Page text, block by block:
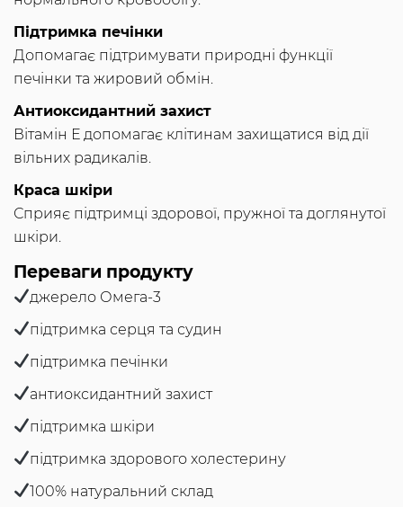
Підтримка печінки
Допомагає підтримувати природні функції
печінки та жировий обмін.
Антиоксидантний захист
Вітамін Е допомагає клітинам захищатися від дії
вільних радикалів.
Краса шкіри
Сприяє підтримці здорової, пружної та доглянутої
шкіри.
Переваги продукту
джерело Омега-3
підтримка серця та судин
підтримка печінки
антиоксидантний захист
підтримка шкіри
підтримка здорового холестерину
100% натуральний склад